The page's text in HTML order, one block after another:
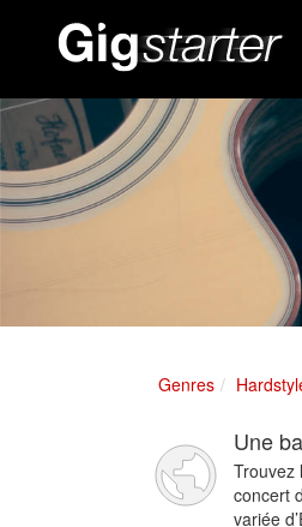
Genres
Une
Trouvez
concert
variée